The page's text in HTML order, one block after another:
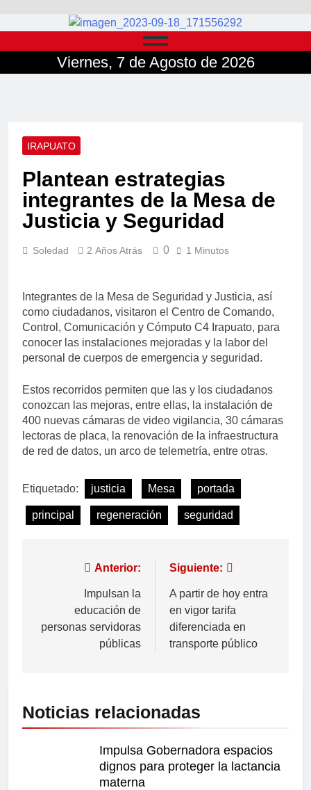
Viernes, 7 de Agosto de 2026
IRAPUATO
Plantean estrategias
integrantes de la Mesa de
Justicia y Seguridad
Soledad 2 Años Atrás 0 1 Minutos
Integrantes de la Mesa de Seguridad y Justicia, así
como ciudadanos, visitaron el Centro de Comando,
Control, Comunicación y Cómputo C4 Irapuato, para
conocer las instalaciones mejoradas y la labor del
personal de cuerpos de emergencia y seguridad.
Estos recorridos permiten que las y los ciudadanos
conozcan las mejoras, entre ellas, la instalación de
400 nuevas cámaras de video vigilancia, 30 cámaras
lectoras de placa, la renovación de la infraestructura
de red de datos, un arco de telemetría, entre otras.
Etiquetado: justicia Mesa portada
principal regeneración seguridad
Anterior:
Impulsan la
educación de
personas servidoras
públicas
Siguiente:
A partir de hoy entra
en vigor tarifa
diferenciada en
transporte público
Noticias relacionadas
Impulsa Gobernadora espacios
dignos para proteger la lactancia
materna